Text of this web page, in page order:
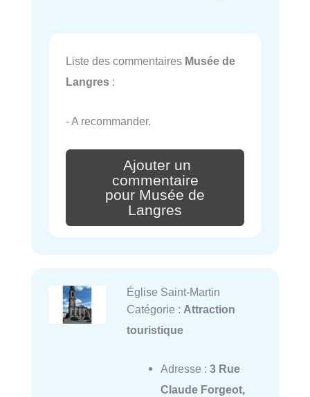
Liste des commentaires Musée de
Langres :
- A recommander.
Ajouter un
commentaire
pour Musée de
Langres
Église Saint-Martin
Catégorie : Attraction
touristique
Adresse : 3 Rue
Claude Forgeot,